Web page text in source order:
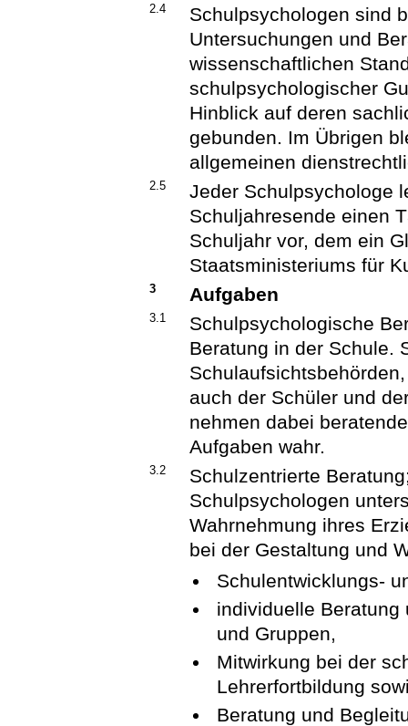
2.4
Schulpsychologen sind
Untersuchungen und
wissenschaftlichen
schulpsychologischer
Hinblick auf deren
gebunden. Im Übrigen
allgemeinen
2.5
Jeder Schulpsychologe
Schuljahresende einen
Schuljahr vor, dem ein
Staatsministeriums für
3 Aufgaben
3.1
Schulpsychologische
Beratung in der Schule.
auch der Schüler und
nehmen dabei
Aufgaben wahr.
3.2
Schulzentrierte
Schulpsychologen
Wahrnehmung ihres
bei der Gestaltung und
Schulentwicklungs-
individuelle Beratung
und Gruppen,
Mitwirkung bei der
Lehrerfortbildung
Beratung und